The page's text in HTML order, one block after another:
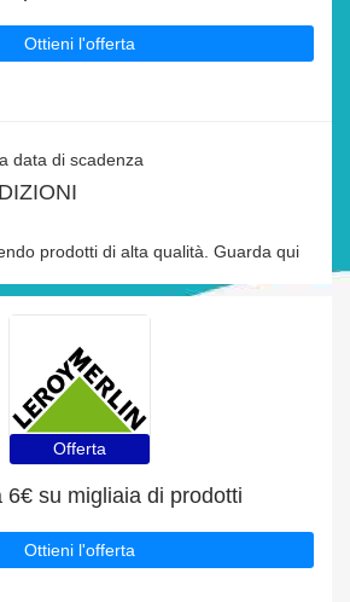
Ottieni l'offerta
data di scadenza
prodotti di alta qualità. Guarda qui
Offerta
6€ su migliaia di prodotti
Ottieni l'offerta